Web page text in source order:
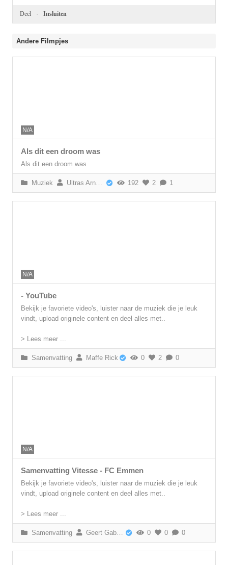
Deel Insluiten
Andere Filmpjes
N/A
Als dit een droom was
Als dit een droom was
Muziek Ultras Arnhem 192 2 1
N/A
- YouTube
Bekijk je favoriete video's, luister naar de muziek die je leuk
vindt, upload originele content en deel alles met..
> Lees meer ...
Samenvatting Maffe Rick 0 2 0
N/A
Samenvatting Vitesse - FC Emmen
Bekijk je favoriete video's, luister naar de muziek die je leuk
vindt, upload originele content en deel alles met..
> Lees meer ...
Samenvatting Geert Gabriëls 0 0 0